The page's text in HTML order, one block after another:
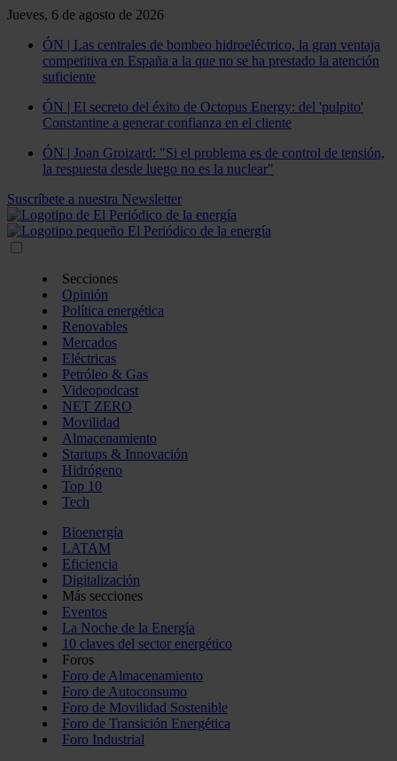
Jueves, 6 de agosto de 2026
ÓN | Las centrales de bombeo hidroeléctrico, la gran ventaja
competitiva en España a la que no se ha prestado la atención
suficiente
ÓN | El secreto del éxito de Octopus Energy: del 'pulpito'
Constantine a generar confianza en el cliente
ÓN | Joan Groizard: "Si el problema es de control de tensión,
la respuesta desde luego no es la nuclear"
Suscríbete a nuestra Newsletter
Secciones
Opinión
Política energética
Renovables
Mercados
Eléctricas
Petróleo & Gas
Videopodcast
NET ZERO
Movilidad
Almacenamiento
Startups & Innovación
Hidrógeno
Top 10
Tech
Bioenergía
LATAM
Eficiencia
Digitalización
Más secciones
Eventos
La Noche de la Energía
10 claves del sector energético
Foros
Foro de Almacenamiento
Foro de Autoconsumo
Foro de Movilidad Sostenible
Foro de Transición Energética
Foro Industrial